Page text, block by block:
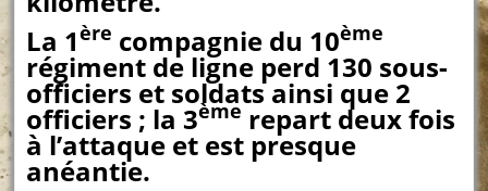
La 1ère compagnie du 10ème
régiment de ligne perd 130 sous-
officiers et soldats ainsi que 2
officiers ; la 3ème repart deux fois
à l’attaque et est presque
anéantie.